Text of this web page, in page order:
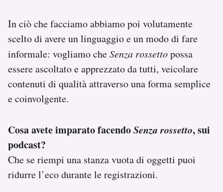
In ciò che facciamo abbiamo poi volutamente
scelto di avere un linguaggio e un modo di fare
informale: vogliamo cheSenza rossettopossa
essere ascoltato e apprezzato da tutti, veicolare
contenuti di qualità attraverso una forma semplice
e coinvolgente.
Cosa avete imparato facendoSenza rossetto, sui
podcast?
Che se riempi una stanza vuota di oggetti puoi
ridurre l’eco durante le registrazioni.